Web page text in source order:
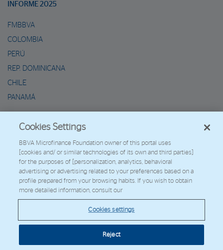
INFORME 2025
FMBBVA
COLOMBIA
PERÚ
REP. DOMINICANA
CHILE
PANAMÁ
2026 - Fundación Microfinanzas BBVA
Trabaja con nosotros
© Copyright 2026 - FMBBVA.
Cookies settings
Cookies Settings
BBVA Microfinance Foundation owner of this portal uses
[cookies and/ or similar technologies of its own and third parties]
for the purposes of [personalization, analytics, behavioral
advertising or advertising related to your preferences based on a
profile prepared from your browsing habits. If you wish to obtain
more detailed information, consult our
Cookies settings
Reject